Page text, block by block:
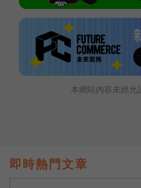
本網站內容未經允
即時熱門文章